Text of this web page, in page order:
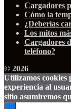
Cargadores
Cómo la
¿Deberías
Los mitos
Cargadores
teléfono?
© 2026
Utilizamos cookies
experiencia al
sitio asumiremos